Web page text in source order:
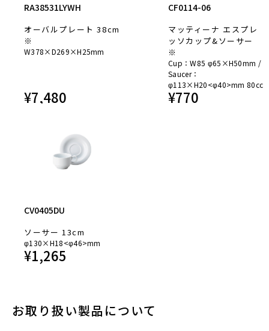
RA38531LYWH
オーバルプレート 38cm
※
W378×D269×H25mm
¥7,480
CF0114-06
マッティーナ エスプレ
ッソカップ&ソーサー
※
Cup：W85 φ65×H50mm /
Saucer：
φ113×H20<φ40>mm 80cc
¥770
CV0405DU
ソーサー 13cm
φ130×H18<φ46>mm
¥1,265
お取り扱い製品について